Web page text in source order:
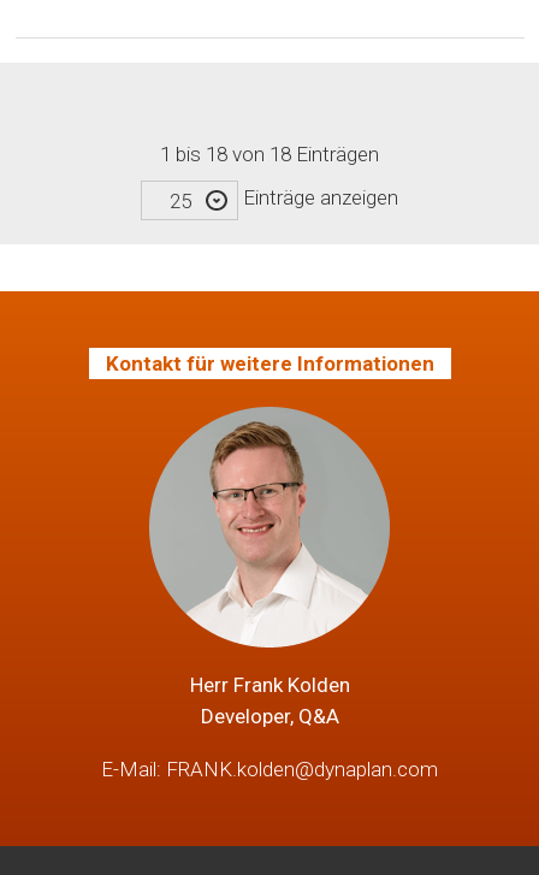
1 bis 18 von 18 Einträgen
25
Einträge anzeigen
Kontakt für weitere Informationen
Herr Frank Kolden
Developer, Q&A
E-Mail: FRANK.kolden@dynaplan.com